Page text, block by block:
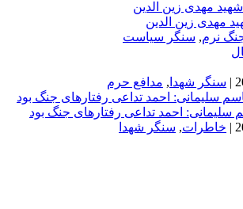
نرم, سنگر سیاست
| سنگر شهدا , مدافع حرم
سلیمانی: احمد تداعی رفتارهای جنگ بود
| خاطرات, سنگر شهدا